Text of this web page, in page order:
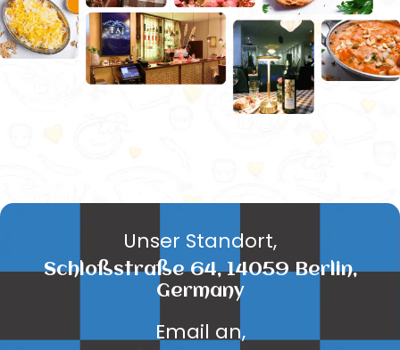
Unser Standort,
Schloßstraße 64, 14059 Berlin,
Germany
Email an,